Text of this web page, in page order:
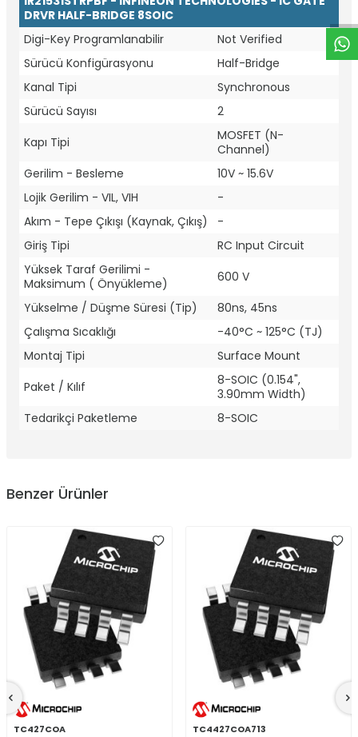
DRVR HALF-BRIDGE 8SOIC
Digi-Key Programlanabilir
Not Verified
Sürücü Konfigürasyonu
Half-Bridge
Kanal Tipi
Synchronous
Sürücü Sayısı
2
Kapı Tipi
MOSFET (N-
Channel)
Gerilim - Besleme
10V ~ 15.6V
Lojik Gerilim - VIL, VIH
-
Akım - Tepe Çıkışı (Kaynak, Çıkış)
-
Giriş Tipi
RC Input Circuit
Yüksek Taraf Gerilimi -
Maksimum ( Önyükleme)
600 V
Yükselme / Düşme Süresi (Tip)
80ns, 45ns
Çalışma Sıcaklığı
-40°C ~ 125°C (TJ)
Montaj Tipi
Surface Mount
Paket / Kılıf
8-SOIC (0.154",
3.90mm Width)
Tedarikçi Paketleme
8-SOIC
Benzer Ürünler
TC427COA TC4427COA713